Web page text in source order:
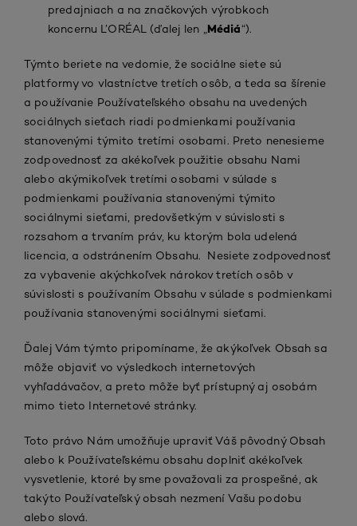
predajniach a na značkových výrobkoch
koncernu L’ORÉAL (ďalej len „ Médiá“).
Týmto beriete na vedomie, že sociálne siete sú
platformy vo vlastníctve tretích osôb, a teda sa šírenie
a používanie Používateľského obsahu na uvedených
sociálnych sieťach riadi podmienkami používania
stanovenými týmito tretími osobami. Preto nenesieme
zodpovednosť za akékoľvek použitie obsahu Nami
alebo akýmikoľvek tretími osobami v súlade s
podmienkami používania stanovenými týmito
sociálnymi sieťami, predovšetkým v súvislosti s
rozsahom a trvaním práv, ku ktorým bola udelená
licencia, a odstránením Obsahu. Nesiete zodpovednosť
za vybavenie akýchkoľvek nárokov tretích osôb v
súvislosti s používaním Obsahu v súlade s podmienkami
používania stanovenými sociálnymi sieťami.
Ďalej Vám týmto pripomíname, že akýkoľvek Obsah sa
môže objaviť vo výsledkoch internetových
vyhľadávačov, a preto môže byť prístupný aj osobám
mimo tieto Internetové stránky.
Toto právo Nám umožňuje upraviť Váš pôvodný Obsah
alebo k Používateľskému obsahu doplniť akékoľvek
vysvetlenie, ktoré by sme považovali za prospešné, ak
takýto Používateľský obsah nezmení Vašu podobu
alebo slová.